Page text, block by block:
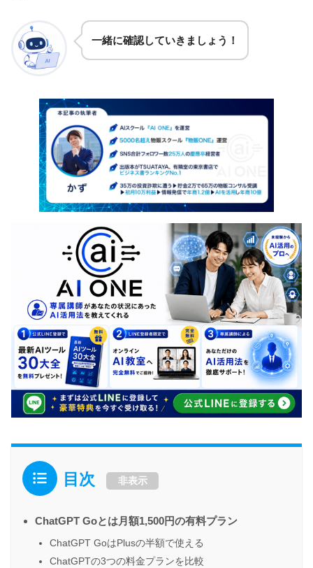
一緒に確認していきましょう！
目次 非表示
ChatGPT Goとは月額1,500円の有料プラン
ChatGPT GoはPlusの半額で使える
ChatGPTの3つの料金プランを比較